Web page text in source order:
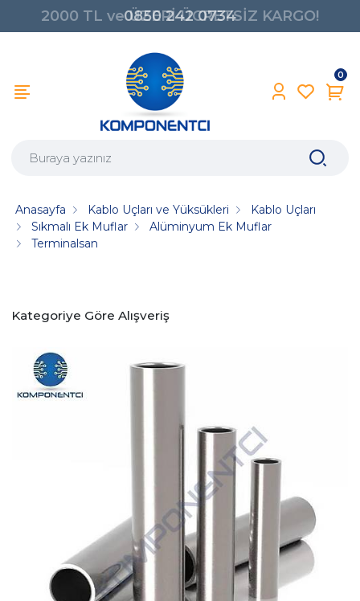
0850 242 0734
0
Anasayfa Kablo Uçları ve Yüksükleri
Kablo Uçları
Sıkmalı Ek Muflar
Alüminyum Ek Muflar
Terminalsan
Kategoriye Göre Alışveriş